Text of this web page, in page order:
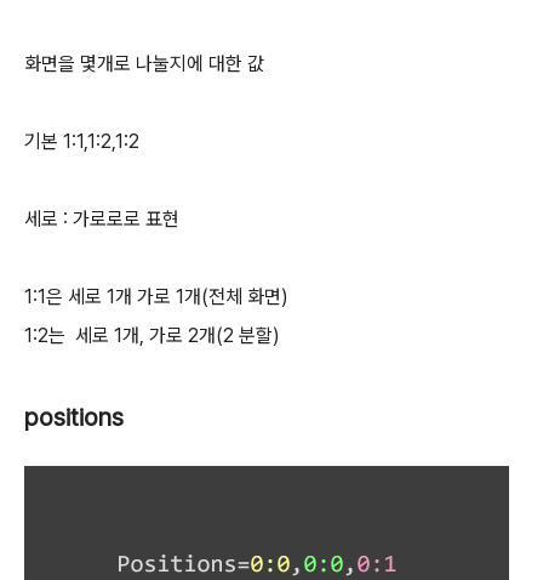
화면을 몇개로 나눌지에 대한 값
기본 1:1,1:2,1:2
세로 : 가로로로 표현
1:1은 세로 1개 가로 1개(전체 화면)
1:2는 세로 1개, 가로 2개(2 분할)
positions